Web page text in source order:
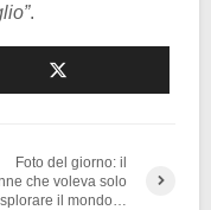
.
Foto del giorno: il
che voleva solo
il mondo…